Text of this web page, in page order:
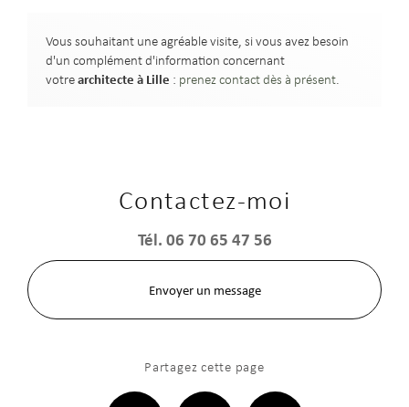
Vous souhaitant une agréable visite, si vous avez besoin
d'un complément d'information concernant
votrearchitecteà Lille : prenez contact dès à présent.
Contactez-moi
Tél.06 70 65 47 56
Envoyer un message
Partagez cette page
Facebook